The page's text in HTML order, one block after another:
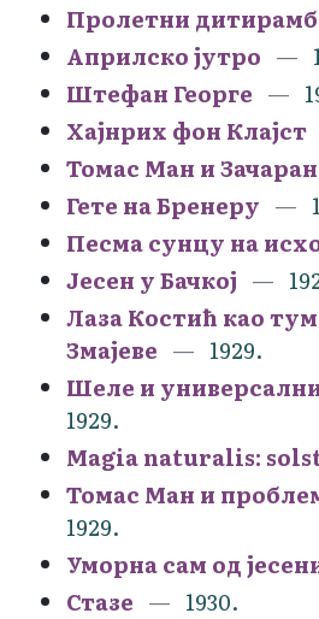
Пролетни дитирамб
Априлско јутро
Штефан Георге
Хајнрих фон Клајст
Томас Ман и
Гете на Бренеру
Песма сунцу на
Јесен у Бачкој
Лаза Костић као
Змајеве
1929.
Шеле и
1929.
Magia naturalis:
Томас Ман и
1929.
Уморна сам од
Стазе
1930.